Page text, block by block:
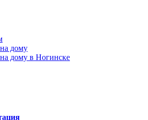
дому
дому в Ногинске